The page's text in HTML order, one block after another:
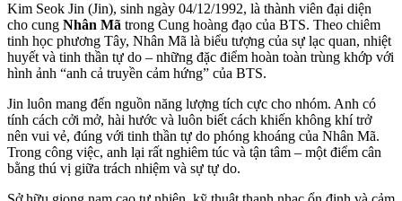
Kim Seok Jin (Jin), sinh ngày 04/12/1992, là thành viên đại diện
cho cung Nhân Mã trong Cung hoàng đạo của BTS. Theo chiêm
tinh học phương Tây, Nhân Mã là biểu tượng của sự lạc quan, nhiệt
huyết và tinh thần tự do – những đặc điểm hoàn toàn trùng khớp với
hình ảnh “anh cả truyền cảm hứng” của BTS.
Jin luôn mang đến nguồn năng lượng tích cực cho nhóm. Anh có
tính cách cởi mở, hài hước và luôn biết cách khiến không khí trở
nên vui vẻ, đúng với tinh thần tự do phóng khoáng của Nhân Mã.
Trong công việc, anh lại rất nghiêm túc và tận tâm – một điểm cân
bằng thú vị giữa trách nhiệm và sự tự do.